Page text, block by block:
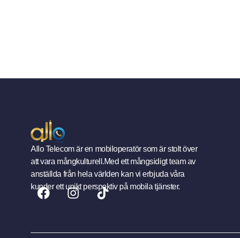
Allo Telecom är en mobiloperatör som är stolt över
att vara mångkulturell.Med ett mångsidigt team av
anställda från hela världen kan vi erbjuda våra
kunder ett unikt perspektiv på mobila tjänster.